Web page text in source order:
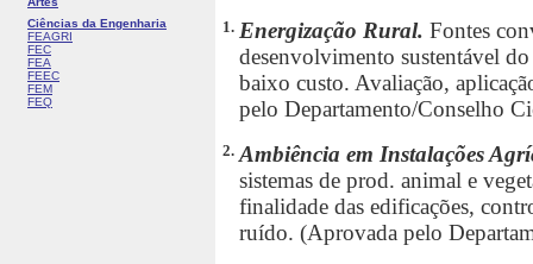
Ciências da Engenharia
FEAGRI
FEC
FEA
FEEC
FEM
FEQ
1. Energização Rural. Fontes
desenvolvimento sustentável
baixo custo. Avaliação,
pelo Departamento/Conselho
2. Ambiência em Instalações
sistemas de prod. animal e
finalidade das edificações,
ruído. (Aprovada pelo